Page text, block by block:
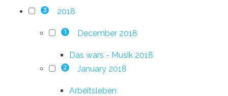
3 2018
1 December 2018
Das wars - Musik 2018
2 January 2018
Arbeitsleben